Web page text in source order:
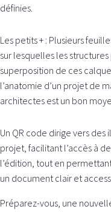
définies.
Les petits + : Plusieurs
sur lesquelles les
superposition de ces
l’anatomie d’un projet de
architectes est un bon
Un QR code dirige vers
projet, facilitant l’accès à
l’édition, tout en
un document clair et
Préparez-vous, une